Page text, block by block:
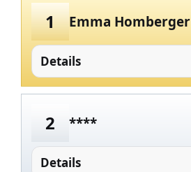
1 Emma Homberger
Details
2 ****
Details